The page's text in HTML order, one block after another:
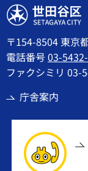
世田谷区
〒154-8504 東京
電話番号03-
ファクシミリ 03-
庁舎案内